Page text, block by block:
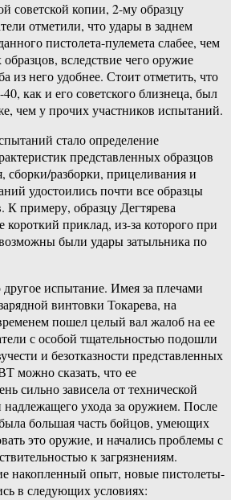
советской копии, 2-му образцу
отметили, что удары в заднем
пистолета-пулемета слабее, чем
вследствие чего оружие
из него удобнее. Стоит отметить, что
как и его советского близнеца, был
чем у прочих участников испытаний.
стало определение
представленных образцов
сборки/разборки, прицеливания и
удостоились почти все образцы
К примеру, образцу Дегтярева
короткий приклад, из-за которого при
были удары затыльника по
испытание. Имея за плечами
винтовки Токарева, на
пошел целый вал жалоб на ее
с особой тщательностью подошли
и безотказности представленных
можно сказать, что ее
сильно зависела от технической
ухода за оружием. После
большая часть бойцов, умеющих
это оружие, и начались проблемы с
к загрязнениям.
накопленный опыт, новые пистолеты-
в следующих условиях: